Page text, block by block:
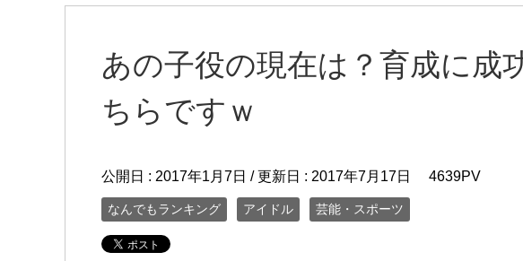
あの子役の現在は？育成に成
ちらですｗ
公開日 : 2017年1月7日 / 更新日 : 2017年7月17日 4639PV
なんでもランキング アイドル 芸能・スポーツ